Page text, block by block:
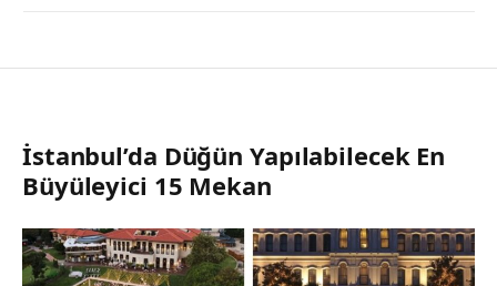
İstanbul’da Düğün Yapılabilecek En
Büyüleyici 15 Mekan